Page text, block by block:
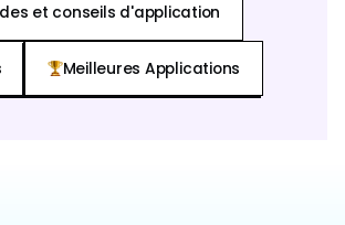
et conseils d'application
Meilleures Applications